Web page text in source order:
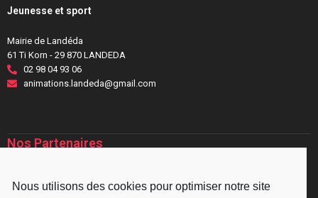
Jeunesse et sport
Mairie de Landéda
61 Ti Korn - 29 870 LANDEDA
02 98 04 93 06
animations.landeda@gmail.com
Nos Partenaires
Nous utilisons des cookies pour optimiser notre site